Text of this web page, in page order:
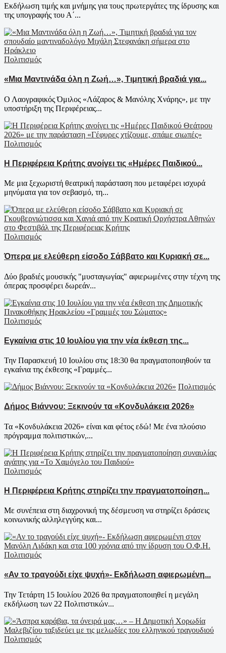
Εκδήλωση τιμής και μνήμης για τους πρωτεργάτες της ίδρυσης και
της υπογραφής του Α΄...
Πολιτισμός
«Μια Μαντινάδα όλη η Ζωή…», Τιμητική βραδιά για...
Ο Λαογραφικός Όμιλος «Λάζαρος & Μανόλης Χνάρης», με την
υποστήριξη της Περιφέρειας...
Πολιτισμός
Η Περιφέρεια Κρήτης ανοίγει τις «Ημέρες Παιδικού...
Με μια ξεχωριστή θεατρική παράσταση που μεταφέρει ισχυρά
μηνύματα για τον σεβασμό, τη...
Πολιτισμός
Όπερα με ελεύθερη είσοδο Σάββατο και Κυριακή σε...
Δύο βραδιές μουσικής "μυσταγωγίας" αφιερωμένες στην τέχνη της
όπερας προσφέρει δωρεάν...
Πολιτισμός
Εγκαίνια στις 10 Ιουλίου για την νέα έκθεση της...
Την Παρασκευή 10 Ιουλίου στις 18:30 θα πραγματοποιηθούν τα
εγκαίνια της έκθεσης «Γραμμές...
Πολιτισμός
Δήμος Βιάννου: Ξεκινούν τα «Κονδυλάκεια 2026»
Τα «Κονδυλάκεια 2026» είναι και φέτος εδώ! Με ένα πλούσιο
πρόγραμμα πολιτιστικών,...
Πολιτισμός
Η Περιφέρεια Κρήτης στηρίζει την πραγματοποίηση...
Με συνέπεια στη διαχρονική της δέσμευση να στηρίζει δράσεις
κοινωνικής αλληλεγγύης και...
Πολιτισμός
«Αν το τραγούδι είχε ψυχή»- Εκδήλωση αφιερωμένη...
Την Τετάρτη 15 Ιουλίου 2026 θα πραγματοποιηθεί η μεγάλη
εκδήλωση των 22 Πολιτιστικών...
Πολιτισμός